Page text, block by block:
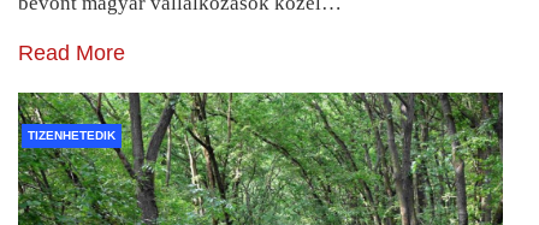
Read More
TIZENHETEDIK